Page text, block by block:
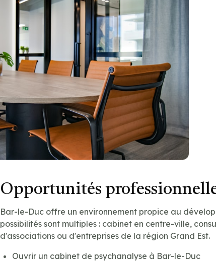
Opportunités
Bar-le-Duc offre un environnement propice au
possibilités sont multiples : cabinet en centre-ville,
d'associations ou d'entreprises de la région Grand Est.
Ouvrir un cabinet de psychanalyse à Bar-le-Duc